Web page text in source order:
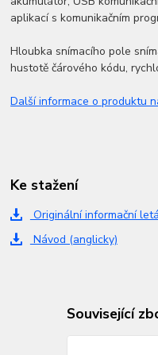
aplikací s komunikačním
Hloubka snímacího pole
hustotě čárového kódu,
Další informace o produktu
Ke stažení
Originální informační
Návod (anglicky)
Související